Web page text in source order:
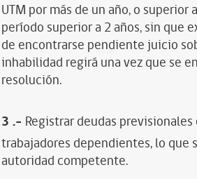
UTM por más de un año, o
período superior a 2 años, sin que
de encontrarse pendiente juicio
inhabilidad regirá una vez que se
resolución.
3 .- Registrar deudas
trabajadores dependientes, lo
autoridad competente.